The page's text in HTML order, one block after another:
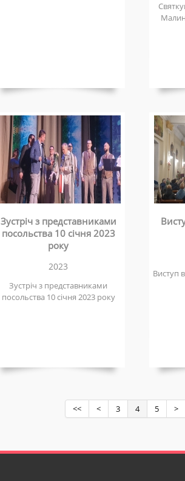
Зустріч з представниками
посольства 10 січня 2023
року
2023
Зустріч з представниками
посольства 10 січня 2023 року
Виступ
<< < 3 4 5 >